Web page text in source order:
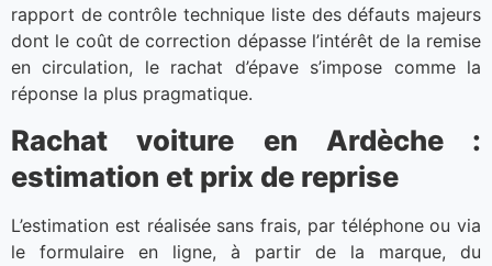
rapport de contrôle technique liste des défauts majeurs
dont le coût de correction dépasse l’intérêt de la remise
en circulation, le rachat d’épave s’impose comme la
réponse la plus pragmatique.
Rachat voiture en Ardèche :
estimation et prix de reprise
L’estimation est réalisée sans frais, par téléphone ou via
le formulaire en ligne, à partir de la marque, du